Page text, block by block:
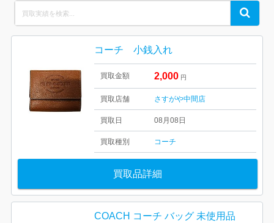
for:
Search
コーチ 小銭入れ
買取金額 2,000 円
買取店舗 さすがや中間店
買取日 08月08日
買取種別 コーチ
買取品詳細
COACH コーチ バッグ 未使用品